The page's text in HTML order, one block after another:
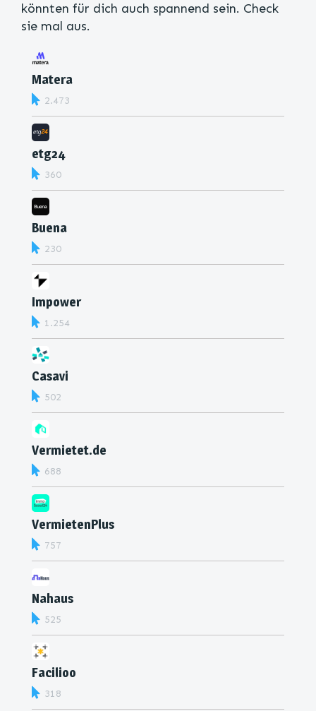
könnten für dich auch spannend sein. Check
sie mal aus.
Matera
2.473
etg24
360
Buena
230
Impower
1.254
Casavi
502
Vermietet.de
688
VermietenPlus
757
Nahaus
525
Facilioo
318